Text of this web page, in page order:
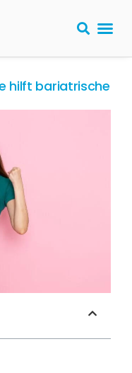
hilft bariatrische